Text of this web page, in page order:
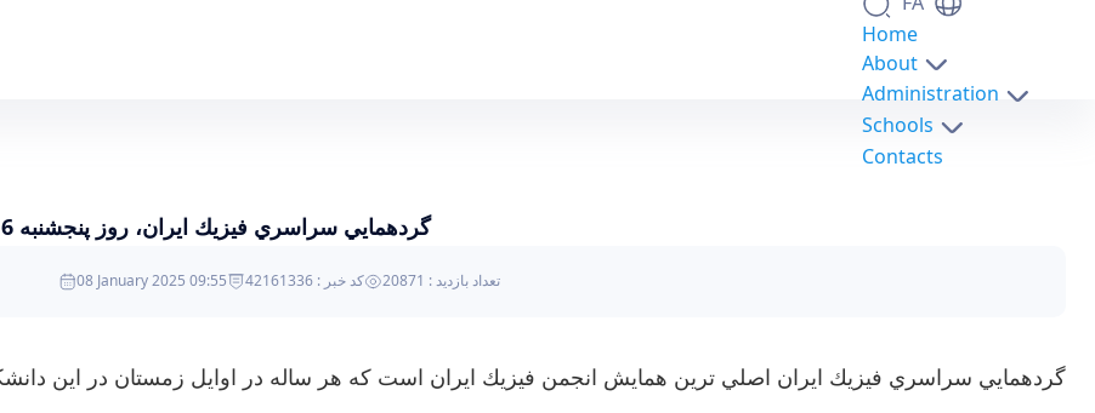
Home
About
Administration
Schools
Contacts
گردهمايي سراسري فيزيك ايران، روز پنجشنبه 6 دی 1403 در دانشكده فيزيك دانشکدگان علوم برگزار شد - science- دانشکدگان علوم
گردهمايي سراسري فيزيك ايران، روز پنجشنبه 6 دی 1403 در دانشكده فيزيك دانشکدگان علوم برگزار شد
08 January 2025 09:55 کد خبر : 42161336 تعداد بازدید : 20871
گردهمايي سراسري فيزيك ايران اصلي ترين همايش انجمن فيزيك ايران است كه هر ساله در اوايل زمستان در اين